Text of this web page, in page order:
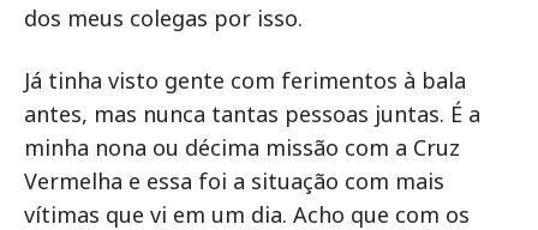
dos meus colegas por isso.
Já tinha visto gente com ferimentos à bala
antes, mas nunca tantas pessoas juntas. É a
minha nona ou décima missão com a Cruz
Vermelha e essa foi a situação com mais
vítimas que vi em um dia. Acho que com os